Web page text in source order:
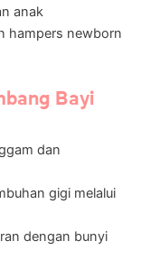
anak
hampers newborn
Bayi
dan
gigi melalui
dengan bunyi